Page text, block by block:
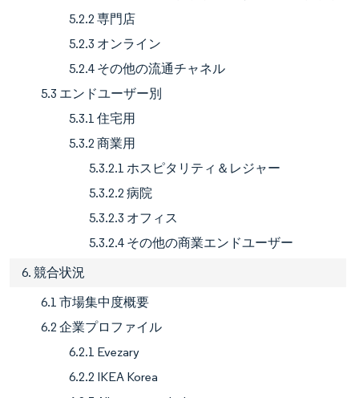
5.2.2 専門店
5.2.3 オンライン
5.2.4 その他の流通チャネル
5.3 エンドユーザー別
5.3.1 住宅用
5.3.2 商業用
5.3.2.1 ホスピタリティ＆レジャー
5.3.2.2 病院
5.3.2.3 オフィス
5.3.2.4 その他の商業エンドユーザー
6. 競合状況
6.1 市場集中度概要
6.2 企業プロファイル
6.2.1 Evezary
6.2.2 IKEA Korea